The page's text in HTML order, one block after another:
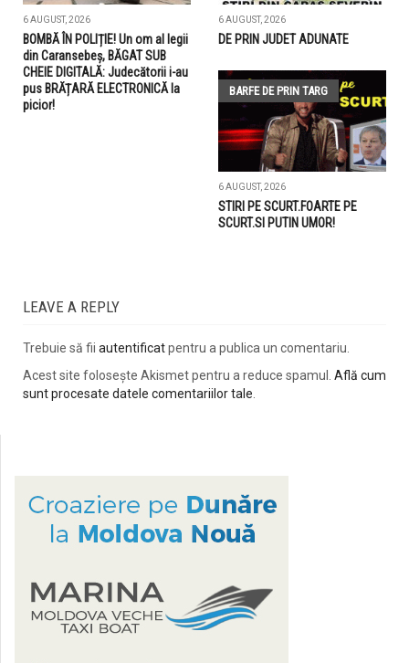
6 AUGUST, 2026
BOMBĂ ÎN POLIȚIE! Un om al legii
din Caransebeș, BĂGAT SUB
CHEIE DIGITALĂ: Judecătorii i-au
pus BRĂȚARĂ ELECTRONICĂ la
picior!
6 AUGUST, 2026
DE PRIN JUDET ADUNATE
BARFE DE PRIN TARG
6 AUGUST, 2026
STIRI PE SCURT.FOARTE PE
SCURT.SI PUTIN UMOR!
LEAVE A REPLY
Trebuie să fii autentificatpentru a publica un comentariu.
Acest site folosește Akismet pentru a reduce spamul. Află cum
sunt procesate datele comentariilor tale.